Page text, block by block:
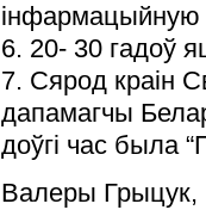
інфармацыйную
6. 20- 30 гадоў
7. Сярод краін
дапамагчы
доўгі час была
Валеры Грыцук,